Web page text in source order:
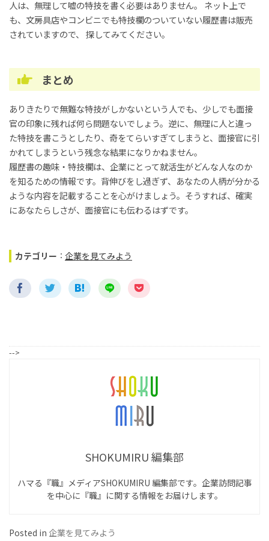
人は、無理して嘘の特技を書く必要はありません。 ネット上で
も、文房具店やコンビニでも特技欄のついていない履歴書は販売
されていますので、 探してみてください。
まとめ
ありきたりで無難な特技がしかないという人でも、少しでも面接
官の印象に残れば何ら問題ないでしょう。逆に、無理に人と違っ
た特技を書こうとしたり、奇をてらいすぎてしまうと、面接官に引
かれてしまうという残念な結果になりかねません。
履歴書の趣味・特技欄は、企業にとって就活生がどんな人なのか
を知るための情報です。背伸びをし過ぎず、あなたの人柄が分かる
ような内容を記載することを心がけましょう。そうすれば、確実
にあなたらしさが、面接官にも伝わるはずです。
カテゴリー ： 企業を見てみよう
-->
SHOKUMIRU 編集部
ハマる『職』メディアSHOKUMIRU 編集部です。企業訪問記事
を中心に『職』に関する情報をお届けします。
Posted in 企業を見てみよう